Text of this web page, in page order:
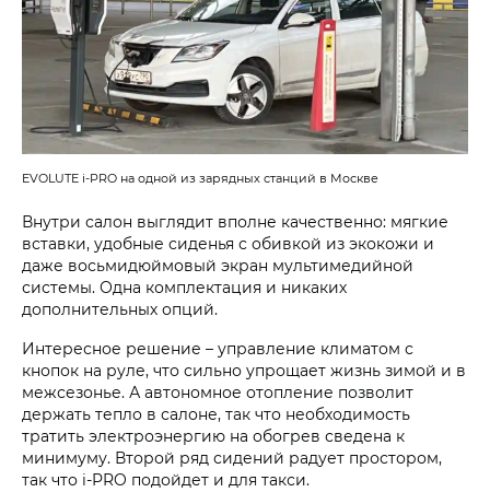
EVOLUTE i‑PRO на одной из зарядных станций в Москве
Внутри салон выглядит вполне качественно: мягкие
вставки, удобные сиденья с обивкой из экокожи и
даже восьмидюймовый экран мультимедийной
системы. Одна комплектация и никаких
дополнительных опций.
Интересное решение – управление климатом с
кнопок на руле, что сильно упрощает жизнь зимой и в
межсезонье. А автономное отопление позволит
держать тепло в салоне, так что необходимость
тратить электроэнергию на обогрев сведена к
минимуму. Второй ряд сидений радует простором,
так что i‑PRO подойдет и для такси.